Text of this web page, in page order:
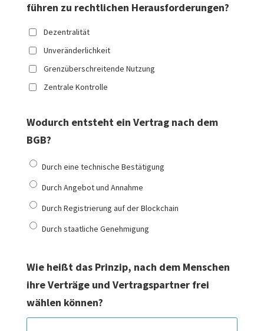
führen zu rechtlichen Herausforderungen?
Dezentralität
Unveränderlichkeit
Grenzüberschreitende Nutzung
Zentrale Kontrolle
Wodurch entsteht ein Vertrag nach dem
BGB?
Durch eine technische Bestätigung
Durch Angebot und Annahme
Durch Registrierung auf der Blockchain
Durch staatliche Genehmigung
Wie heißt das Prinzip, nach dem Menschen
ihre Verträge und Vertragspartner frei
wählen können?